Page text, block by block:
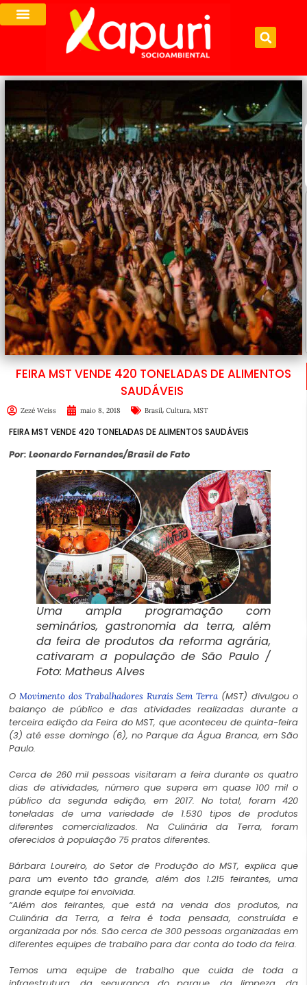
FEIRA MST VENDE 420 TONELADAS DE ALIMENTOS
SAUDÁVEIS
Zezé Weiss maio 8, 2018 Brasil, Cultura, MST
FEIRA MST VENDE 420 TONELADAS DE ALIMENTOS SAUDÁVEIS
Por: Leonardo Fernandes/Brasil de Fato
Uma ampla programação com
seminários, gastronomia da terra, além
da feira de produtos da reforma agrária,
cativaram a população de São Paulo /
Foto: Matheus Alves
OMovimento dos Trabalhadores Rurais Sem Terra(MST) divulgou o
balanço de público e das atividades realizadas durante a
terceira edição da Feira do MST, que aconteceu de quinta-feira
(3) até esse domingo (6), no Parque da Água Branca, em São
Paulo.
Cerca de 260 mil pessoas visitaram a feira durante os quatro
dias de atividades, número que supera em quase 100 mil o
público da segunda edição, em 2017. No total, foram 420
toneladas de uma variedade de 1.530 tipos de produtos
diferentes comercializados. Na Culinária da Terra, foram
oferecidos à população 75 pratos diferentes.
Bárbara Loureiro, do Setor de Produção do MST, explica que
para um evento tão grande, além dos 1.215 feirantes, uma
grande equipe foi envolvida.
“Além dos feirantes, que está na venda dos produtos, na
Culinária da Terra, a feira é toda pensada, construída e
organizada por nós. São cerca de 300 pessoas organizadas em
diferentes equipes de trabalho para dar conta do todo da feira.
Temos uma equipe de trabalho que cuida de toda a